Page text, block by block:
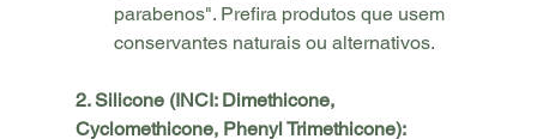
parabenos". Prefira produtos que usem
conservantes naturais ou alternativos.
2. Silicone (INCI: Dimethicone,
Cyclomethicone, Phenyl Trimethicone):